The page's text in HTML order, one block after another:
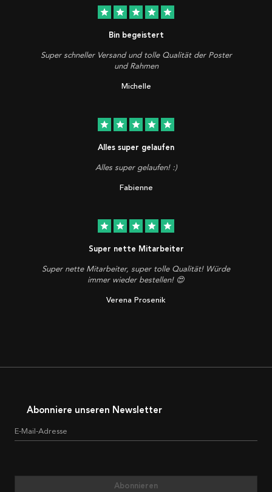
star star star star star
Bin begeistert
Super schneller Versand und tolle Qualität der Poster
und Rahmen
Michelle
star star star star star
Alles super gelaufen
Alles super gelaufen! :)
Fabienne
star star star star star
Super nette Mitarbeiter
Super nette Mitarbeiter, super tolle Qualität! Würde
immer wieder bestellen! 😍
Verena Prosenik
Abonniere unseren Newsletter
E-Mail-Adresse
Abonnieren